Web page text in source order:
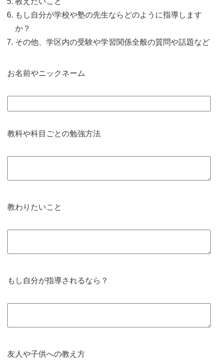
もし自分が学校や塾の先生ならどのように指導します
か？
その他、学区内の受験や学習関係全般の質問や話題など
お名前やニックネーム
教科や科目ごとの勉強方法
教わりたいこと
もし自分が指導されるなら？
友人や子供への教え方